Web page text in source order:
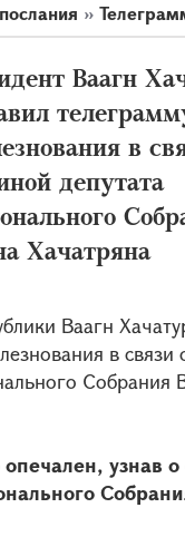
» Телеграммы
Ваагн
в
депутата
Хачатряна
Ваагн
в связи
Собрания
узнав